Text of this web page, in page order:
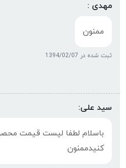
مهدی :
ممنون
ثبت شده در 1394/02/07
سید علی:
باسلام لطفا لیست قیمت
کنیدممنون